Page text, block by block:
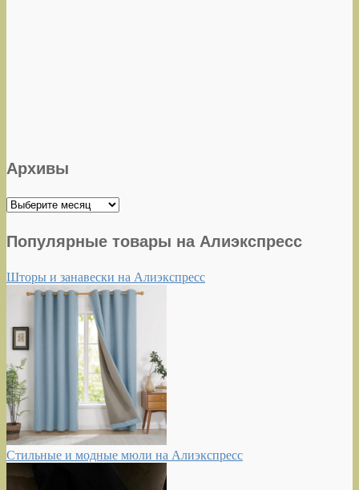
Архивы
Архивы
Популярные товары на Алиэкспресс
Шторы и занавески на Алиэкспресс
Стильные и модные мюли на Алиэкспресс